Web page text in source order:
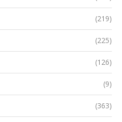
(219)
(225)
(126)
(9)
(363)